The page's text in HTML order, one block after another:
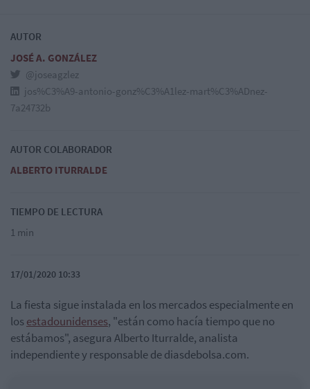
AUTOR
JOSÉ A. GONZÁLEZ
@joseagzlez
jos%C3%A9-antonio-gonz%C3%A1lez-mart%C3%ADnez-
7a24732b
AUTOR COLABORADOR
ALBERTO ITURRALDE
TIEMPO DE LECTURA
1 min
17/01/2020 10:33
La fiesta sigue instalada en los mercados especialmente en
losestadounidenses, "están como hacía tiempo que no
estábamos", asegura Alberto Iturralde, analista
independiente y responsable de diasdebolsa.com.